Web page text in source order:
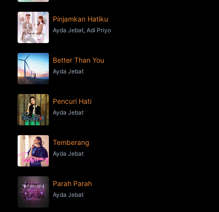
Pinjamkan Hatiku
Ayda Jebat, Adi Priyo
Better Than You
Ayda Jebat
Pencuri Hati
Ayda Jebat
Temberang
Ayda Jebat
Parah Parah
Ayda Jebat